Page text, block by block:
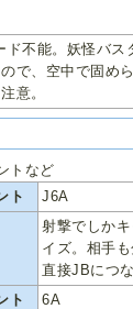
ド不能。妖怪バ
で、空中で固め
意。
トなど
ト
J6A
射撃でしか
イズ。相手
直接JBにつ
ト
6A